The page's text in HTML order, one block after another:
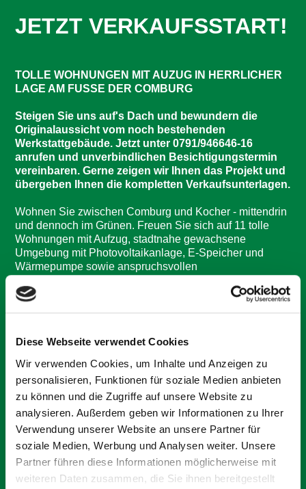
Diese Webseite verwendet Cookies
Wir verwenden Cookies, um Inhalte und Anzeigen zu
personalisieren, Funktionen für soziale Medien anbieten
zu können und die Zugriffe auf unsere Website zu
analysieren. Außerdem geben wir Informationen zu Ihrer
Verwendung unserer Website an unsere Partner für
soziale Medien, Werbung und Analysen weiter. Unsere
Partner führen diese Informationen möglicherweise mit
weiteren Daten zusammen, die Sie ihnen bereitgestellt
JETZT VERKAUFSSTART!
TOLLE WOHNUNGEN MIT AUZUG IN HERRLICHER
LAGE AM FUSSE DER COMBURG
Steigen Sie uns auf's Dach und bewundern die
Originalaussicht vom noch bestehenden
Werkstattgebäude. Jetzt unter 0791/946646-16
anrufen und unverbindlichen Besichtigungstermin
vereinbaren. Gerne zeigen wir Ihnen das Projekt und
übergeben Ihnen die kompletten Verkaufsunterlagen.
Wohnen Sie zwischen Comburg und Kocher - mittendrin
und dennoch im Grünen. Freuen Sie sich auf 11 tolle
Wohnungen mit Aufzug, stadtnahe gewachsene
Umgebung mit Photovoltaikanlage, E-Speicher und
Wärmepumpe sowie anspruchsvollen
Bauweise (Qualitätssiegel Nachhaltiges Gebäude).
Jahre).
Freuen Sie sich auf folgende Wohnungen:
Attraktive 3-Zimmer Penthousewohnung mit großer
Dachloggia und Kocherblick mit 91 m² Wohnfläche, mit
bis zu 5 Metern Raumhöhe im Wohn-Ess-Bereich und
großer + großer ausbaubarer Galeriebereich mit 30 m²
Grundfläche für 519.000 €
Komfortable 4-Zimmer Wohnungen, 104,5 m²
Wohnfläche mit Kocherblick ab 554.000 €